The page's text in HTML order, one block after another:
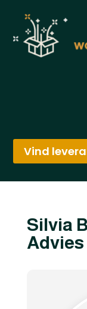
Vind
Silvia
Advies